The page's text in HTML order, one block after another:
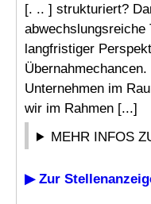
[. .. ] strukturiert?
langfristiger
Unternehmen im
wir im Rahmen [...]
MEHR INFOS
▶ Zur